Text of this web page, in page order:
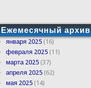
Ежемесячный архив
января 2025(16)
февраля 2025(11)
марта 2025(37)
апреля 2025(62)
мая 2025(14)